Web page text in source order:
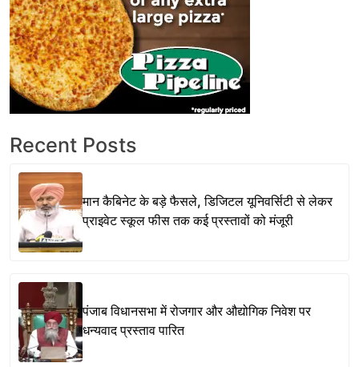
Recent Posts
मान कैबिनेट के बड़े फैसले, डिजिटल यूनिवर्सिटी से लेकर
प्राइवेट स्कूल फीस तक कई प्रस्तावों को मंजूरी
पंजाब विधानसभा में रोजगार और औद्योगिक निवेश पर
धन्यवाद प्रस्ताव पारित